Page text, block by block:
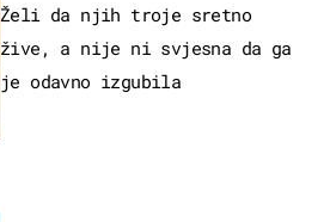
Želi da njih troje sretno
žive, a nije ni svjesna da ga
je odavno izgubila